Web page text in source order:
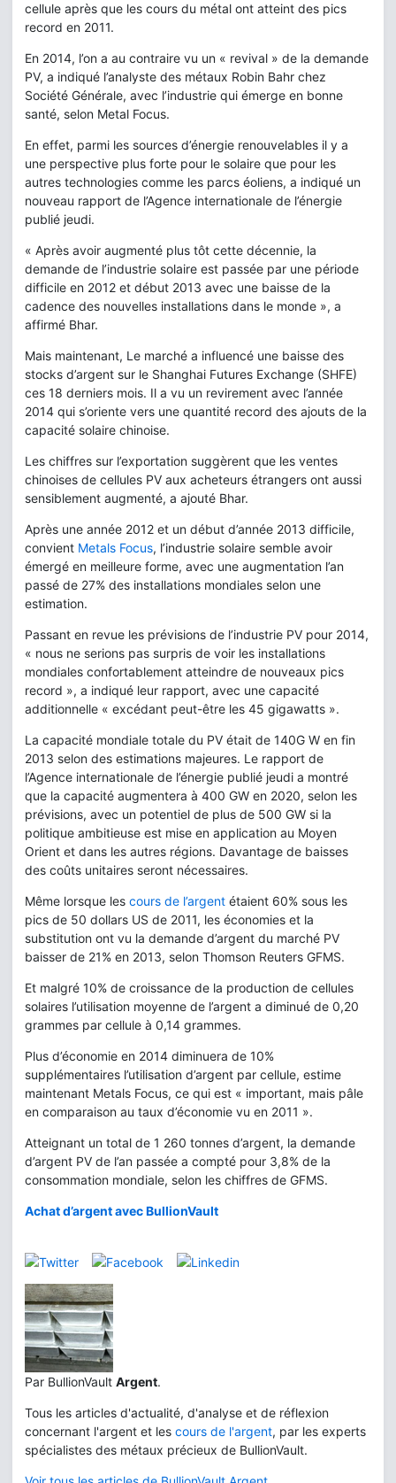
cellule après que les cours du métal ont atteint des pics
record en 2011.
En 2014, l’on a au contraire vu un « revival » de la demande
PV, a indiqué l’analyste des métaux Robin Bahr chez
Société Générale, avec l’industrie qui émerge en bonne
santé, selon Metal Focus.
En effet, parmi les sources d’énergie renouvelables il y a
une perspective plus forte pour le solaire que pour les
autres technologies comme les parcs éoliens, a indiqué un
nouveau rapport de l’Agence internationale de l’énergie
publié jeudi.
« Après avoir augmenté plus tôt cette décennie, la
demande de l’industrie solaire est passée par une période
difficile en 2012 et début 2013 avec une baisse de la
cadence des nouvelles installations dans le monde », a
affirmé Bhar.
Mais maintenant, Le marché a influencé une baisse des
stocks d’argent sur le Shanghai Futures Exchange (SHFE)
ces 18 derniers mois. Il a vu un revirement avec l’année
2014 qui s’oriente vers une quantité record des ajouts de la
capacité solaire chinoise.
Les chiffres sur l’exportation suggèrent que les ventes
chinoises de cellules PV aux acheteurs étrangers ont aussi
sensiblement augmenté, a ajouté Bhar.
Après une année 2012 et un début d’année 2013 difficile,
convient Metals Focus, l’industrie solaire semble avoir
émergé en meilleure forme, avec une augmentation l’an
passé de 27% des installations mondiales selon une
estimation.
Passant en revue les prévisions de l’industrie PV pour 2014,
« nous ne serions pas surpris de voir les installations
mondiales confortablement atteindre de nouveaux pics
record », a indiqué leur rapport, avec une capacité
additionnelle « excédant peut-être les 45 gigawatts ».
La capacité mondiale totale du PV était de 140G W en fin
2013 selon des estimations majeures. Le rapport de
l’Agence internationale de l’énergie publié jeudi a montré
que la capacité augmentera à 400 GW en 2020, selon les
prévisions, avec un potentiel de plus de 500 GW si la
politique ambitieuse est mise en application au Moyen
Orient et dans les autres régions. Davantage de baisses
des coûts unitaires seront nécessaires.
Même lorsque les cours de l’argent étaient 60% sous les
pics de 50 dollars US de 2011, les économies et la
substitution ont vu la demande d’argent du marché PV
baisser de 21% en 2013, selon Thomson Reuters GFMS.
Et malgré 10% de croissance de la production de cellules
solaires l’utilisation moyenne de l’argent a diminué de 0,20
grammes par cellule à 0,14 grammes.
Plus d’économie en 2014 diminuera de 10%
supplémentaires l’utilisation d’argent par cellule, estime
maintenant Metals Focus, ce qui est « important, mais pâle
en comparaison au taux d’économie vu en 2011 ».
Atteignant un total de 1 260 tonnes d’argent, la demande
d’argent PV de l’an passée a compté pour 3,8% de la
consommation mondiale, selon les chiffres de GFMS.
Achat d’argent avec BullionVault
Par BullionVault Argent.
Tous les articles d'actualité, d'analyse et de réflexion
concernant l'argent et les cours de l'argent, par les experts
spécialistes des métaux précieux de BullionVault.